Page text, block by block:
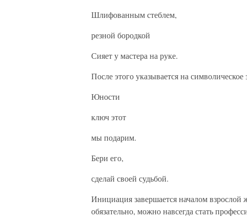
Шлифованным стеблем,
резной бородкой
Сияет у мастера на руке.
После этого указывается на символическое
Юности
ключ этот
мы подарим.
Бери его,
сделай своей судьбой.
Инициация завершается началом взрослой
обязательно, можно навсегда стать